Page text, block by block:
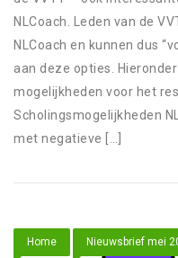
NLCoach. Leden van de
NLCoach en kunnen dus
aan deze opties.
mogelijkheden voor het
Scholingsmogelijkheden
met negatieve […]
Home Nieuwsbrief mei